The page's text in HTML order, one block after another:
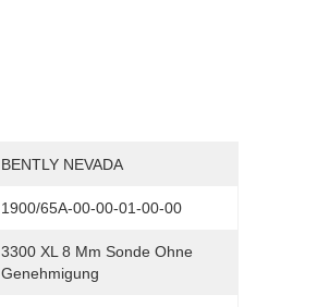
BENTLY NEVADA
1900/65A-00-00-01-00-00
3300 XL 8 Mm Sonde Ohne
Genehmigung